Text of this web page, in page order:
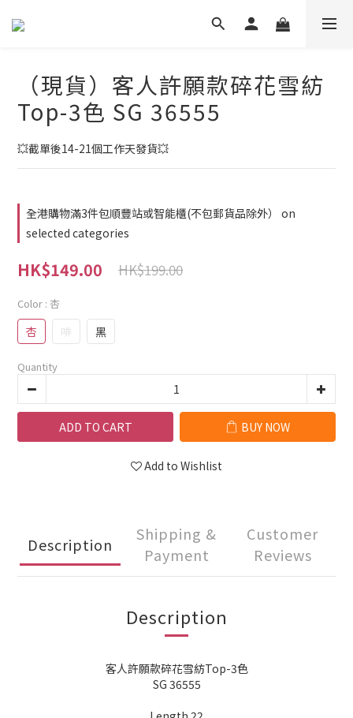
（現貨）客人許願款碎花雪紡
Top-3色 SG 36555
💥截單後14-21個工作天發貨💥
全港購物滿3件包順豐站或智能櫃(不包郵貨品除外） on
selected categories
HK$149.00 HK$199.00
Color : 杏
杏 啡 黑
Quantity
ADD TO CART BUY NOW
Add to Wishlist
Description
Shipping &
Payment
Customer
Reviews
Description
客人許願款碎花雪紡Top-3色
SG 36555